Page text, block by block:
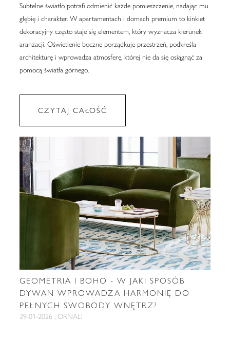
Subtelne światło potrafi odmienić każde pomieszczenie, nadając mu
głębię i charakter. W apartamentach i domach premium to kinkiet
dekoracyjny często staje się elementem, który wyznacza kierunek
aranżacji. Oświetlenie boczne porządkuje przestrzeń, podkreśla
architekturę i wprowadza atmosferę, której nie da się osiągnąć za
pomocą światła górnego.
CZYTAJ CAŁOŚĆ
GEOMETRIA I BOHO - W JAKI SPOSÓB
DYWAN WPROWADZA HARMONIĘ DO
PEŁNYCH SWOBODY WNĘTRZ?
29-01-2026 , ORNALI